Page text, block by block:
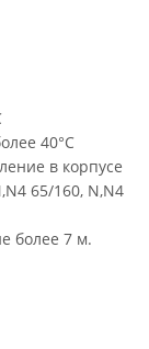
40°C
в корпусе
65/160, N,N4
более 7 м.